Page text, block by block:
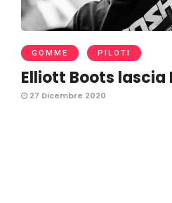
GOMME PILOTI
Elliott Boots lascia
27 Dicembre 2020